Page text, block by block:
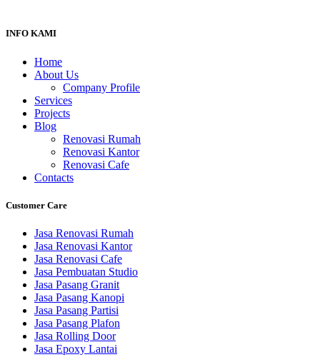
INFO KAMI
Home
About Us
Company Profile
Services
Projects
Blog
Renovasi Rumah
Renovasi Kantor
Renovasi Cafe
Contacts
Customer Care
Jasa Renovasi Rumah
Jasa Renovasi Kantor
Jasa Renovasi Cafe
Jasa Pembuatan Studio
Jasa Pasang Granit
Jasa Pasang Kanopi
Jasa Pasang Partisi
Jasa Pasang Plafon
Jasa Rolling Door
Jasa Epoxy Lantai